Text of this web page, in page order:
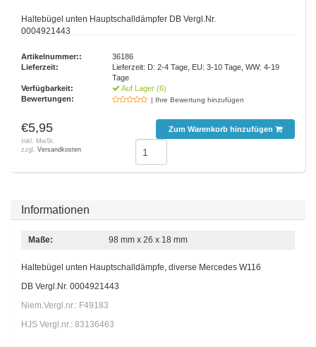
Haltebügel unten Hauptschalldämpfer DB Vergl.Nr.
0004921443
Artikelnummer::
36186
Lieferzeit:
Lieferzeit: D: 2-4 Tage, EU: 3-10 Tage, WW: 4-19
Tage
Verfügbarkeit:
Auf Lager (6)
Bewertungen:
| Ihre Bewertung hinzufügen
€5,95
Inkl. MwSt.
zzgl. Versandkosten
Zum Warenkorb hinzufügen
Informationen
Maße: 98 mm x 26 x 18 mm
Haltebügel unten Hauptschalldämpfe, diverse Mercedes W116
DB Vergl.Nr. 0004921443
Niem.Vergl.nr.: F49183
HJS Vergl.nr.: 83136463